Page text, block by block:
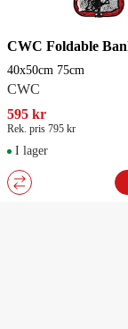
40x50cm 75cm
CWC
595 kr
Rek. pris 795 kr
I lager